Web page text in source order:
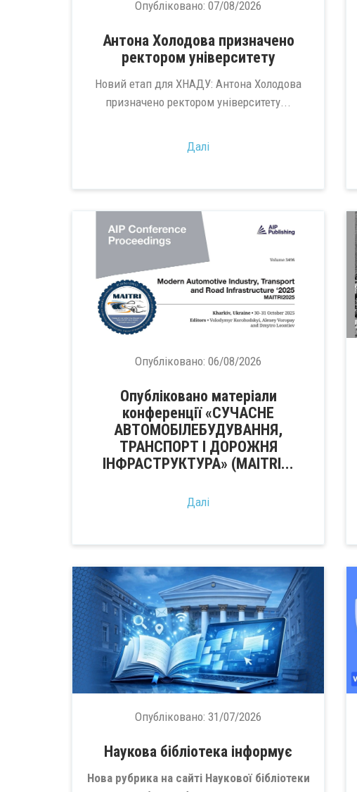
Опубліковано: 07/08/2026
Антона Холодова призначено
ректором університету
Новий етап для ХНАДУ: Антона Холодова
призначено ректором університету...
Далі
Опубліковано: 06/08/2026
Опубліковано матеріали
конференції «СУЧАСНЕ
АВТОМОБІЛЕБУДУВАННЯ,
ТРАНСПОРТ І ДОРОЖНЯ
ІНФРАСТРУКТУРА» (MAITRI...
Далі
Опубліковано: 31/07/2026
Наукова бібліотека інформує
Нова рубрика на сайті Наукової бібліотеки